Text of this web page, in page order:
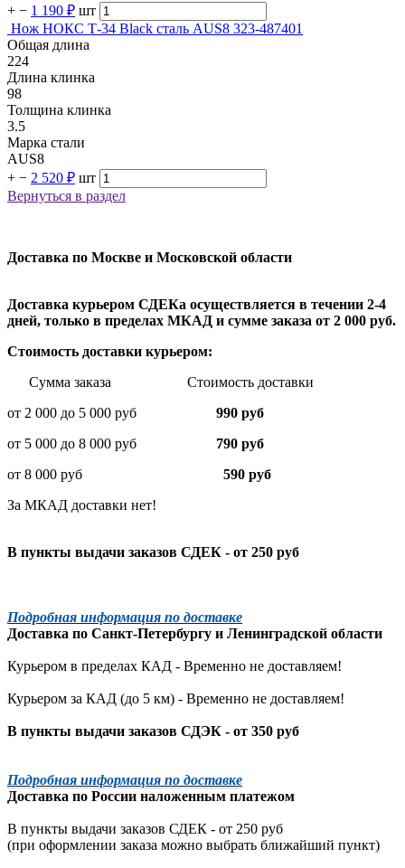
+ − 1 190 ₽ шт
Нож НОКС Т-34 Black сталь AUS8 323-487401
Общая длина
224
Длина клинка
98
Толщина клинка
3.5
Марка стали
AUS8
+ − 2 520 ₽ шт
Вернуться в раздел
Доставка по Москве и Московской области
Доставка курьером СДЕКа осуществляется в течении 2-4
дней, только в пределах МКАД и сумме заказа от 2 000 руб.
Стоимость доставки курьером:
Сумма заказа Стоимость доставки
от 2 000 до 5 000 руб
990 руб
от 5 000 до 8 000 руб 790 руб
от 8 000 руб 590 руб
За МКАД доставки нет!
В пункты выдачи заказов СДЕК - от 250 руб
Подробная информация по доставке
Доставка по Санкт-Петербургу и Ленинградской области
Курьером в пределах КАД - Временно не доставляем!
Курьером за КАД (до 5 км) - Временно не доставляем!
В пункты выдачи заказов СДЭК - от 350 руб
Подробная информация по доставке
Доставка по России наложенным платежом
В пункты выдачи заказов СДЕК - от 250 руб
(при оформлении заказа можно выбрать ближайший пункт)